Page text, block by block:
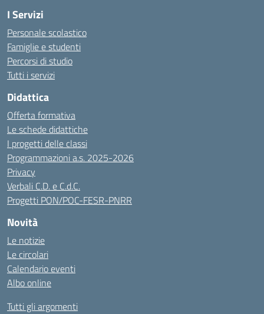
I Servizi
Personale scolastico
Famiglie e studenti
Percorsi di studio
Tutti i servizi
Didattica
Offerta formativa
Le schede didattiche
I progetti delle classi
Programmazioni a.s. 2025-2026
Privacy
Verbali C.D. e C.d.C.
Progetti PON/POC-FESR-PNRR
Novità
Le notizie
Le circolari
Calendario eventi
Albo online
Tutti gli argomenti